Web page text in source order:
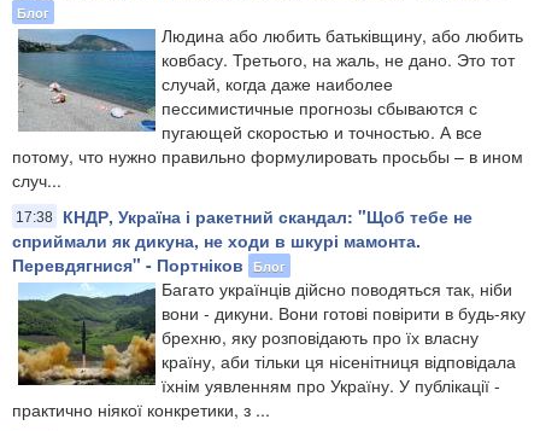
Блог
Людина або любить батьківщину, або любить
ковбасу. Третього, на жаль, не дано. Это тот
случай, когда даже наиболее
пессимистичные прогнозы сбываются с
пугающей скоростью и точностью. А все
потому, что нужно правильно формулировать просьбы – в ином
случ...
17:38
КНДР, Україна і ракетний скандал: "Щоб тебе не
сприймали як дикуна, не ходи в шкурі мамонта.
Перевдягнися" - Портніков
Блог
Багато українців дійсно поводяться так, ніби
вони - дикуни. Вони готові повірити в будь-яку
брехню, яку розповідають про їх власну
країну, аби тільки ця нісенітниця відповідала
їхнім уявленням про Україну. У публікації -
практично ніякої конкретики, з ...